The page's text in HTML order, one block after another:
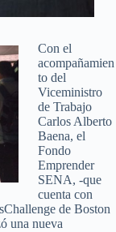
Con el
acompañamien
to del
Viceministro
de Trabajo
Carlos Alberto
Baena, el
Fondo
Emprender
SENA, -que
cuenta con
de Boston
una nueva